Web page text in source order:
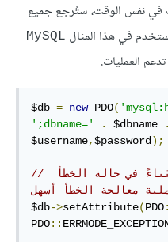
في نفس الوقت، ستُرجع جميع
في هذا المثال MySQL
العمليات.
$db = new PDO(
';dbname='
. $dbname .
$username,$password);
// ‫تأكد من أنّ PDO سترمي استثناءً في حالة الخطأ
معالجة الخطأ أسهل
$db->setAttribute(PDO
PDO::